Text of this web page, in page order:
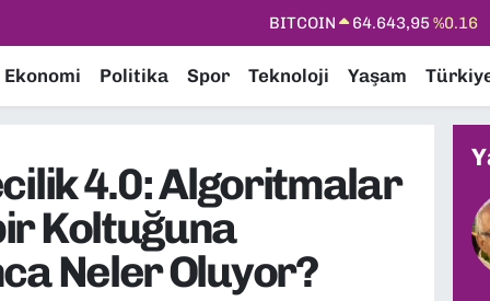
DOLAR 47,6704 %0
STERLİN 64,2143%0
BİST100
13.799
%0.16
Ekonomi Politika Spor Teknoloji Yaşam
4.0: Algoritmalar
Koltuğuna
Neler Oluyor?